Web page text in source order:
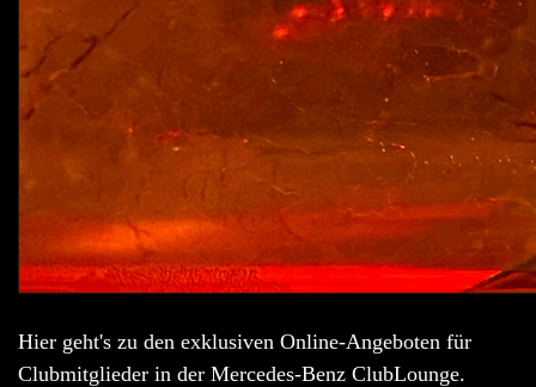
Hier geht's zu den exklusiven Online-Angeboten für
Clubmitglieder in der Mercedes-Benz ClubLounge.